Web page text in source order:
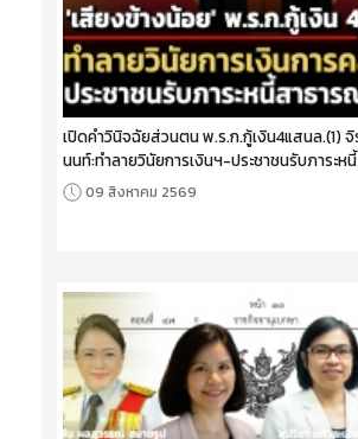
เปิดคำวินิจฉัยส่วนตน พ.ร.ก.กู้เงิน4แสนล.(1) จิ
นนท์:ทำลายวินัยการเงินฯ-ประชาชนรับภาระหนี้
09 สิงหาคม 2569